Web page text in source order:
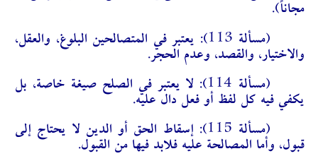
مجاناً).
(مسألة 113):
يعتبر في المتصالحين البلوغ، والعقل،
والاختيار، والقصد، وعدم الحجر.
(مسألة 114):
لا يعتبر في الصلح صيغة خاصة، بل
يكفي فيه كل لفظ أو فعل دال عليه.
(مسألة 115):
إسقاط الحق أو الدين لا يحتاج إلى
قبول، وأما المصالحة عليه فلابد فيها من القبول.